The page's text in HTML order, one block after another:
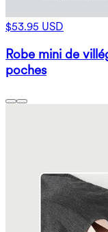
$53.95 USD
Robe mini de
poches